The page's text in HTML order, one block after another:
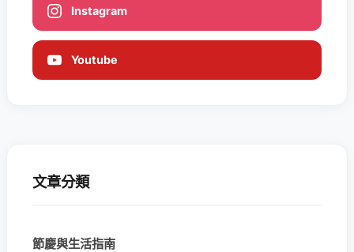
Instagram
Youtube
文章分類
節慶與生活指南